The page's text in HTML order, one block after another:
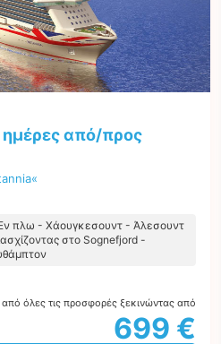
ημέρες από/προς
πλω - Χάουγκεσουντ - Άλεσουντ
στο Sognefjord -
όλες τις προσφορές ξεκινώντας από
699 €